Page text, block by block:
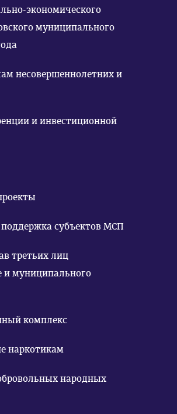
экономического
муниципального
несовершеннолетних и
и инвестиционной
субъектов МСП
третьих лиц
и муниципального
комплекс
наркотикам
народных